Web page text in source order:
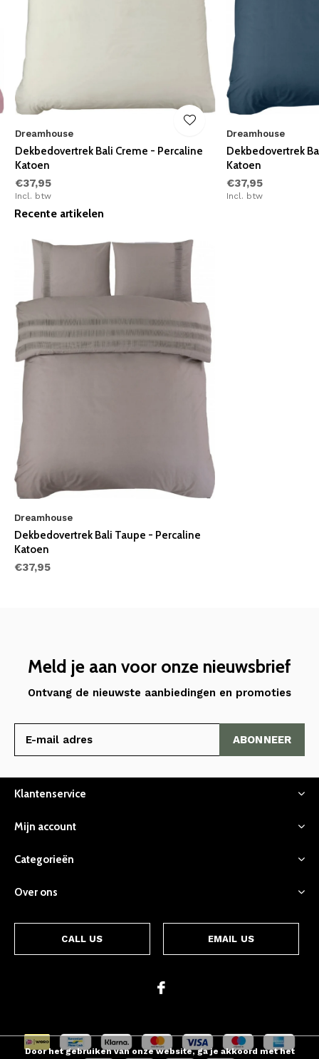
Dreamhouse
Dekbedovertrek Bali Creme - Percaline
Katoen
€37,95
Incl. btw
Dreamhouse
Dekbedovertrek
Katoen
€37,95
Incl. btw
Recente artikelen
Dreamhouse
Dekbedovertrek Bali Taupe - Percaline
Katoen
€37,95
Meld je aan voor onze nieuwsbrief
Ontvang de nieuwste aanbiedingen en promoties
ABONNEER
Klantenservice
Mijn account
Categorieën
Over ons
CALL US EMAIL US
Door het gebruiken van onze website, ga je akkoord met het